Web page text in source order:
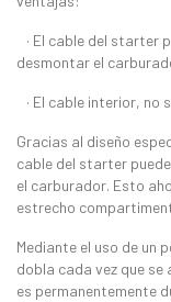
· El cable del starter
desmontar el
· El cable interior, no
Gracias al diseño
cable del starter
el carburador. Esto
estrecho
Mediante el uso de un
dobla cada vez que
es permanentemente